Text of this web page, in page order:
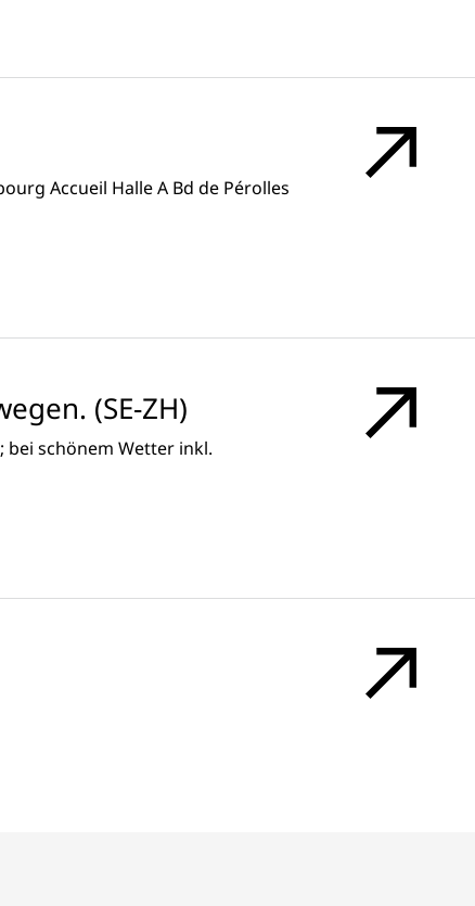
Accueil Halle A Bd de Pérolles
(SE-ZH)
bei schönem Wetter inkl.